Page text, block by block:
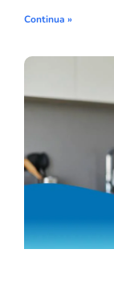
Continua »